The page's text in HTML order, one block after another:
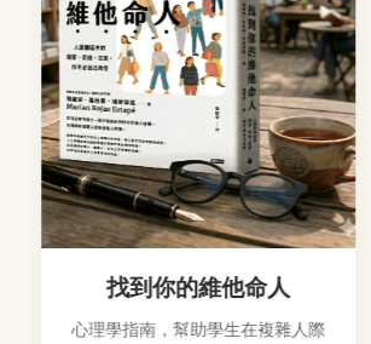
找到你的維他命人
心理學指南，幫助學生在複雜人際